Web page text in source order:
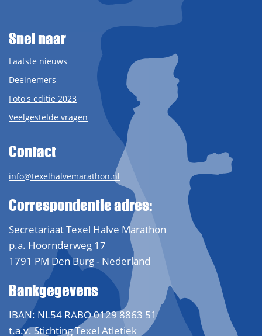
Snel naar
Laatste nieuws
Deelnemers
Foto's editie 2023
Veelgestelde vragen
Contact
info@texelhalvemarathon.nl
Correspondentie adres:
Secretariaat Texel Halve Marathon
p.a. Hoornderweg 17
1791 PM Den Burg - Nederland
Bankgegevens
IBAN: NL54 RABO 0129 8863 51
t.a.v. Stichting Texel Atletiek